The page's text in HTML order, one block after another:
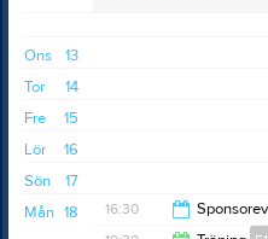
13
Ons
14
Tor
15
Fre
16
Lör
17
Sön
18
Mån 16:30